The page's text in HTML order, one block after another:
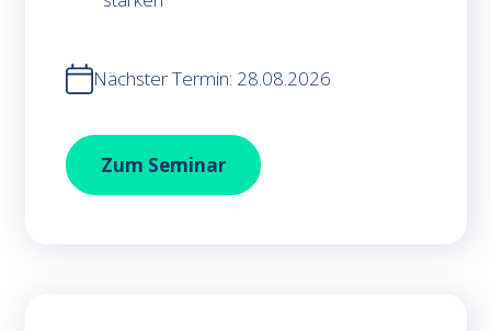
Nächster Termin: 28.08.2026
Zum SEO mit KI und Köpfchen
Seminar